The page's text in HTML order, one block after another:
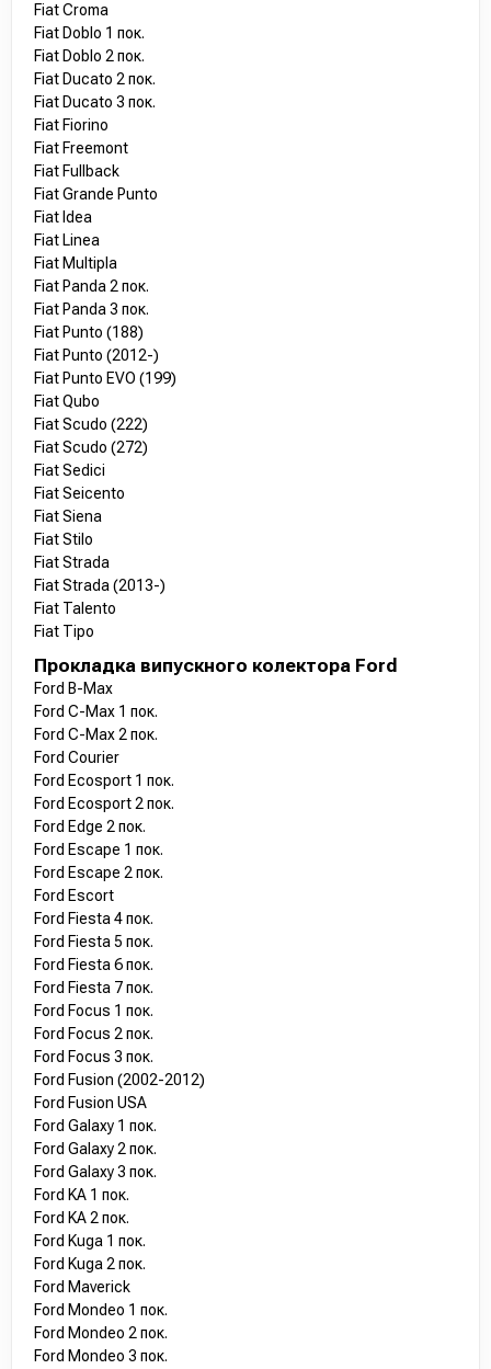
Fiat Croma
Fiat Doblo 1 пок.
Fiat Doblo 2 пок.
Fiat Ducato 2 пок.
Fiat Ducato 3 пок.
Fiat Fiorino
Fiat Freemont
Fiat Fullback
Fiat Grande Punto
Fiat Idea
Fiat Linea
Fiat Multipla
Fiat Panda 2 пок.
Fiat Panda 3 пок.
Fiat Punto (188)
Fiat Punto (2012-)
Fiat Punto EVO (199)
Fiat Qubo
Fiat Scudo (222)
Fiat Scudo (272)
Fiat Sedici
Fiat Seicento
Fiat Siena
Fiat Stilo
Fiat Strada
Fiat Strada (2013-)
Fiat Talento
Fiat Tipo
Прокладка випускного колектора Ford
Ford B-Max
Ford C-Max 1 пок.
Ford C-Max 2 пок.
Ford Courier
Ford Ecosport 1 пок.
Ford Ecosport 2 пок.
Ford Edge 2 пок.
Ford Escape 1 пок.
Ford Escape 2 пок.
Ford Escort
Ford Fiesta 4 пок.
Ford Fiesta 5 пок.
Ford Fiesta 6 пок.
Ford Fiesta 7 пок.
Ford Focus 1 пок.
Ford Focus 2 пок.
Ford Focus 3 пок.
Ford Fusion (2002-2012)
Ford Fusion USA
Ford Galaxy 1 пок.
Ford Galaxy 2 пок.
Ford Galaxy 3 пок.
Ford KA 1 пок.
Ford KA 2 пок.
Ford Kuga 1 пок.
Ford Kuga 2 пок.
Ford Maverick
Ford Mondeo 1 пок.
Ford Mondeo 2 пок.
Ford Mondeo 3 пок.